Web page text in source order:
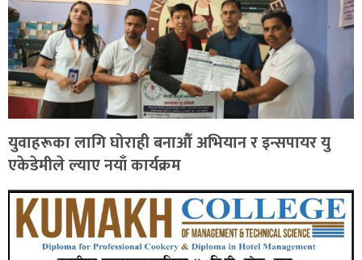
युवाहरूका लागि घोराही बनाऔँ अभियान र इन्सपायर यु
एकेडेमीले ल्याए नयाँ कार्यक्रम